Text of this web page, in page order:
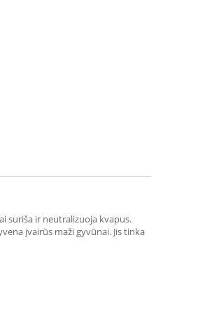
suriša ir neutralizuoja kvapus.
įvairūs maži gyvūnai. Jis tinka